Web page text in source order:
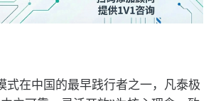
式在中国的最早践行者之一，凡泰极